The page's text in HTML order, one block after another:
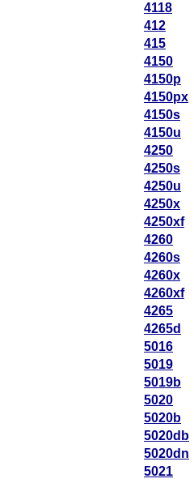
4118
412
415
4150
4150p
4150px
4150s
4150u
4250
4250s
4250u
4250x
4250xf
4260
4260s
4260x
4260xf
4265
4265d
5016
5019
5019b
5020
5020b
5020db
5020dn
5021